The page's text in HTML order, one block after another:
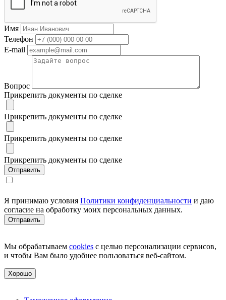
Имя
Телефон
E-mail
Вопрос
Прикрепить документы по сделке
Прикрепить документы по сделке
Прикрепить документы по сделке
Прикрепить документы по сделке
Я принимаю условия Политики конфиденциальности и даю
согласие на обработку моих персональных данных.
Мы обрабатываем cookies с целью персонализации сервисов,
и чтобы Вам было удобнее пользоваться веб-сайтом.
Хорошо